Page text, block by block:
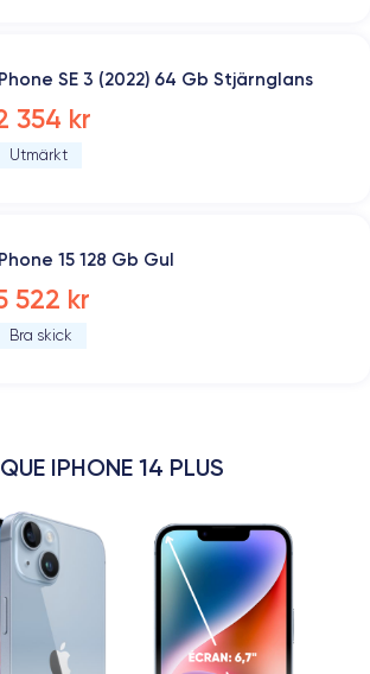
SE 3 (2022) 64 Gb Stjärnglans
354 kr
Utmärkt
15 128 Gb Gul
522 kr
Bra skick
IPHONE 14 PLUS